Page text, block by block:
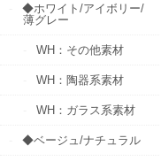
◆ホワイト/アイボリー/
薄グレー
WH：その他素材
WH：陶器系素材
WH：ガラス系素材
◆ベージュ/ナチュラル